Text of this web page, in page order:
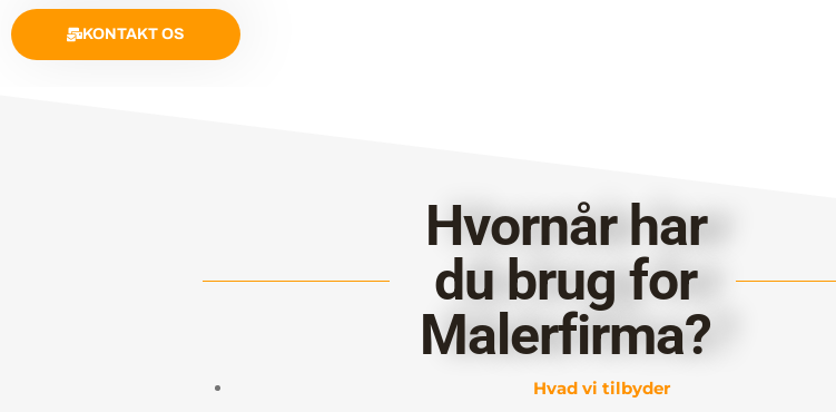
KONTAKT OS
Hvornår har
du brug for
Malerfirma?
Hvad vi tilbyder